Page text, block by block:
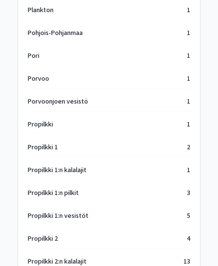
Plankton 1
Pohjois-Pohjanmaa 1
Pori 1
Porvoo 1
Porvoonjoen vesistö 1
Propilkki 1
Propilkki 1 2
Propilkki 1:n kalalajit 1
Propilkki 1:n pilkit 3
Propilkki 1:n vesistöt 5
Propilkki 2 4
Propilkki 2:n kalalajit 13